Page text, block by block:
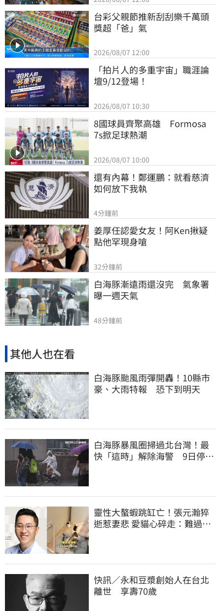
台彩父親節推新刮刮樂千萬頭
獎超「爸」氣
2026/08/07 12:00
「拍片人的多重宇宙」職涯論
壇9/12登場！
2026/08/07 10:30
8國球員齊聚高雄　Formosa
7s掀足球熱潮
2026/08/07 10:00
還有內幕！鄭運鵬：就看慈濟
如何放下我執
4分鐘前
姜厚任認愛女友！阿Ken揪疑
點他罕現身嗆
32分鐘前
白海豚漸遠雨還沒完　氣象署
曝一週天氣
48分鐘前
其他人也在看
白海豚颱風雨彈開轟！10縣市
豪、大雨特報 恐下到明天
白海豚暴風圈掃過北台灣！最
快「這時」解除海警 9日停班
靈性大螯蝦跳缸亡！張元瀚猝
逝惹妻悲 愛貓心碎走：難過不
快訊／永和豆漿創始人在台北
離世 享壽70歲